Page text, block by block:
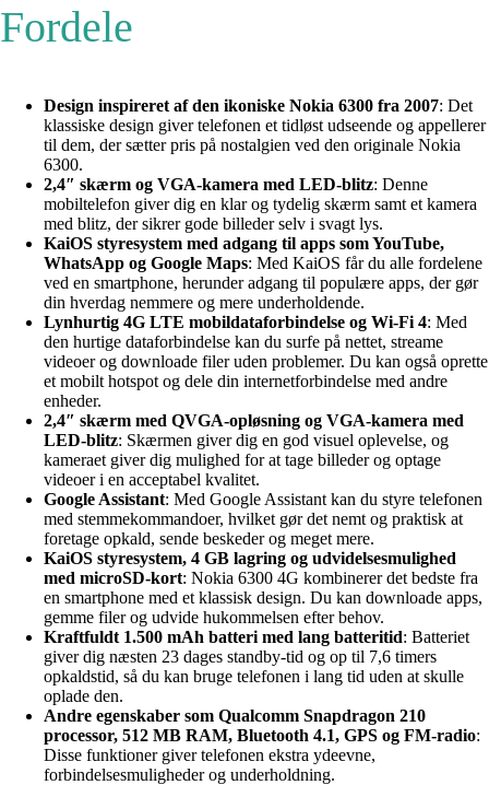
Fordele
Design inspireret af den ikoniske Nokia 6300 fra 2007: Det
klassiske design giver telefonen et tidløst udseende og appellerer
til dem, der sætter pris på nostalgien ved den originale Nokia
6300.
2,4″ skærm og VGA-kamera med LED-blitz: Denne
mobiltelefon giver dig en klar og tydelig skærm samt et kamera
med blitz, der sikrer gode billeder selv i svagt lys.
KaiOS styresystem med adgang til apps som YouTube,
WhatsApp og Google Maps: Med KaiOS får du alle fordelene
ved en smartphone, herunder adgang til populære apps, der gør
din hverdag nemmere og mere underholdende.
Lynhurtig 4G LTE mobildataforbindelse og Wi-Fi 4: Med
den hurtige dataforbindelse kan du surfe på nettet, streame
videoer og downloade filer uden problemer. Du kan også oprette
et mobilt hotspot og dele din internetforbindelse med andre
enheder.
2,4″ skærm med QVGA-opløsning og VGA-kamera med
LED-blitz: Skærmen giver dig en god visuel oplevelse, og
kameraet giver dig mulighed for at tage billeder og optage
videoer i en acceptabel kvalitet.
Google Assistant: Med Google Assistant kan du styre telefonen
med stemmekommandoer, hvilket gør det nemt og praktisk at
foretage opkald, sende beskeder og meget mere.
KaiOS styresystem, 4 GB lagring og udvidelsesmulighed
med microSD-kort: Nokia 6300 4G kombinerer det bedste fra
en smartphone med et klassisk design. Du kan downloade apps,
gemme filer og udvide hukommelsen efter behov.
Kraftfuldt 1.500 mAh batteri med lang batteritid: Batteriet
giver dig næsten 23 dages standby-tid og op til 7,6 timers
opkaldstid, så du kan bruge telefonen i lang tid uden at skulle
oplade den.
Andre egenskaber som Qualcomm Snapdragon 210
processor, 512 MB RAM, Bluetooth 4.1, GPS og FM-radio:
Disse funktioner giver telefonen ekstra ydeevne,
forbindelsesmuligheder og underholdning.